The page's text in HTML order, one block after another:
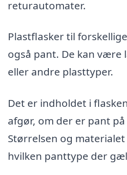
returautomater.
Plastflasker til
også pant. De kan være
eller andre plasttyper.
Det er indholdet i
afgør, om der er pant
Størrelsen og
hvilken panttype der